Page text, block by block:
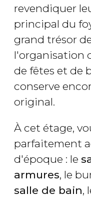
revendiquer
principal du
grand trésor
l'organisation
de fêtes et de
conserve
original.
À cet étage,
parfaitement
d'époque : le
armures, le
salle de bain,